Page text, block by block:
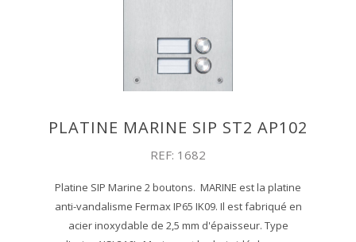
PLATINE MARINE SIP ST2 AP102
REF: 1682
Platine SIP Marine 2 boutons. MARINE est la platine
anti-vandalisme Fermax IP65 IK09. Il est fabriqué en
acier inoxydable de 2,5 mm d'épaisseur. Type